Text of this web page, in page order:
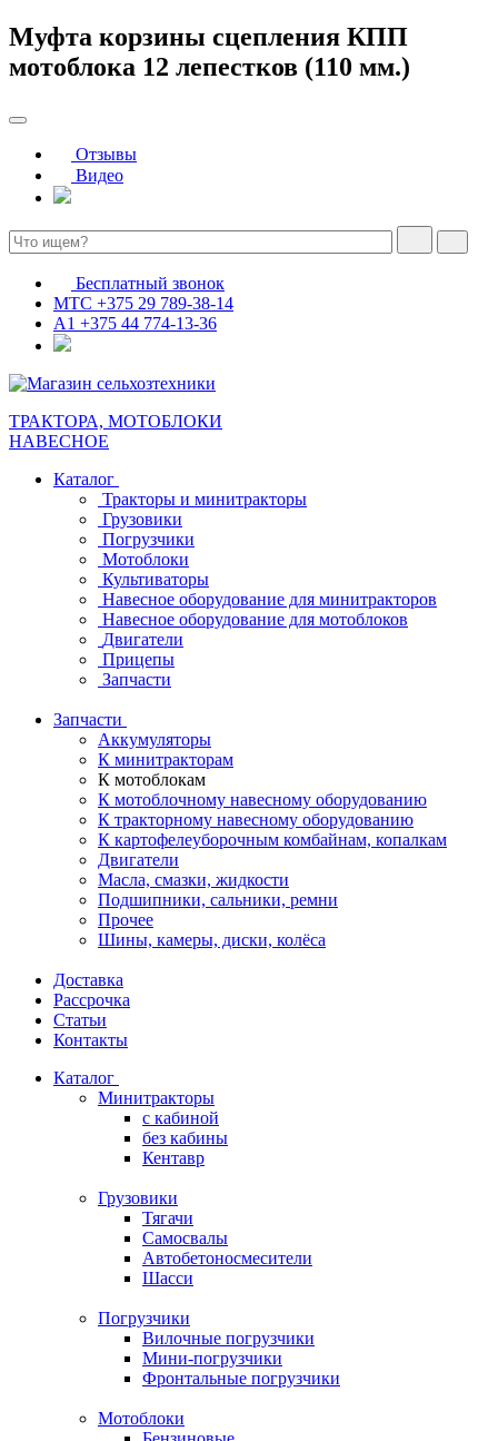
Муфта корзины сцепления КПП
мотоблока 12 лепестков (110 мм.)
Отзывы
Видео
Бесплатный звонок
МТС +375 29 789-38-14
А1 +375 44 774-13-36
ТРАКТОРА, МОТОБЛОКИ
НАВЕСНОЕ
Каталог
Тракторы и минитракторы
Грузовики
Погрузчики
Мотоблоки
Культиваторы
Навесное оборудование для минитракторов
Навесное оборудование для мотоблоков
Двигатели
Прицепы
Запчасти
Запчасти
Аккумуляторы
К минитракторам
К мотоблокам
К мотоблочному навесному оборудованию
К тракторному навесному оборудованию
К картофелеуборочным комбайнам, копалкам
Двигатели
Масла, смазки, жидкости
Подшипники, сальники, ремни
Прочее
Шины, камеры, диски, колёса
Доставка
Рассрочка
Статьи
Контакты
Каталог
Минитракторы
c кабиной
без кабины
Кентавр
Грузовики
Тягачи
Самосвалы
Автобетоносмесители
Шасси
Погрузчики
Вилочные погрузчики
Мини-погрузчики
Фронтальные погрузчики
Мотоблоки